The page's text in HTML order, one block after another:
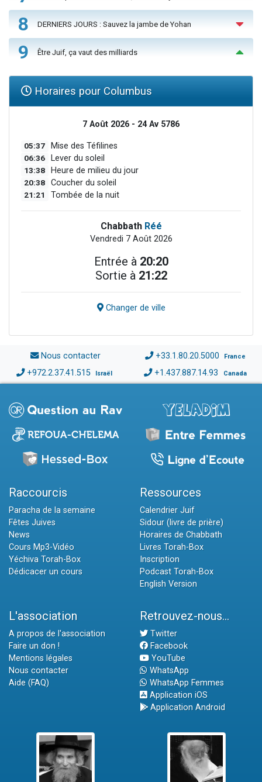
8 DERNIERS JOURS : Sauvez la jambe de Yohan
9 Être Juif, ça vaut des milliards
Horaires pour Columbus
7 Août 2026 - 24 Av 5786
05:37 Mise des Téfilines
06:36 Lever du soleil
13:38 Heure de milieu du jour
20:38 Coucher du soleil
21:21 Tombée de la nuit
Chabbath Réé
Vendredi 7 Août 2026
Entrée à 20:20
Sortie à 21:22
Changer de ville
Nous contacter +33.1.80.20.5000 France
+972.2.37.41.515 Israël +1.437.887.14.93 Canada
Raccourcis
Paracha de la semaine
Fêtes Juives
News
Cours Mp3-Vidéo
Yéchiva Torah-Box
Dédicacer un cours
Ressources
Calendrier Juif
Sidour (livre de prière)
Horaires de Chabbath
Livres Torah-Box
Inscription
Podcast Torah-Box
English Version
L'association
A propos de l'association
Faire un don !
Mentions légales
Nous contacter
Aide (FAQ)
Retrouvez-nous...
Twitter
Facebook
YouTube
WhatsApp
WhatsApp Femmes
Application iOS
Application Android